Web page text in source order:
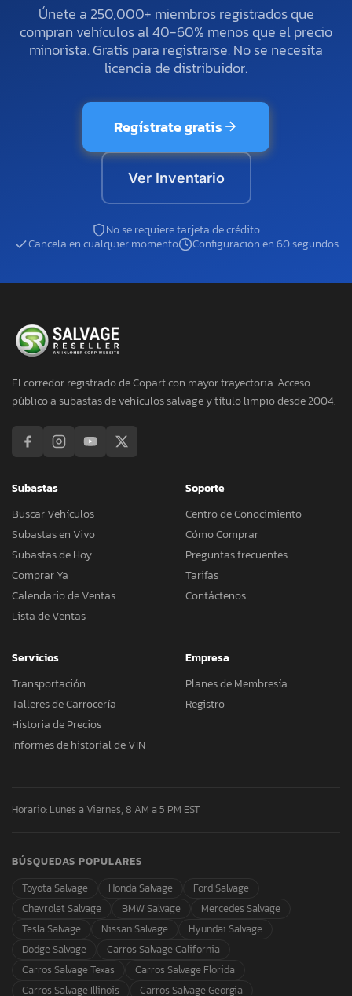
Únete a 250,000+ miembros registrados que
compran vehículos al 40-60% menos que el precio
minorista. Gratis para registrarse. No se necesita
licencia de distribuidor.
Regístrate gratis
Ver Inventario
No se requiere tarjeta de crédito
Cancela en cualquier momento
Configuración en 60 segundos
El corredor registrado de Copart con mayor trayectoria. Acceso
público a subastas de vehículos salvage y título limpio desde 2004.
Subastas
Buscar Vehículos
Subastas en Vivo
Subastas de Hoy
Comprar Ya
Calendario de Ventas
Lista de Ventas
Soporte
Centro de Conocimiento
Cómo Comprar
Preguntas frecuentes
Tarifas
Contáctenos
Servicios
Transportación
Talleres de Carrocería
Historia de Precios
Informes de historial de VIN
Empresa
Planes de Membresía
Registro
Horario: Lunes a Viernes, 8 AM a 5 PM EST
BÚSQUEDAS POPULARES
Toyota Salvage
Honda Salvage
Ford Salvage
Chevrolet Salvage
BMW Salvage
Mercedes Salvage
Tesla Salvage
Nissan Salvage
Hyundai Salvage
Dodge Salvage
Carros Salvage California
Carros Salvage Texas
Carros Salvage Florida
Carros Salvage Illinois
Carros Salvage Georgia